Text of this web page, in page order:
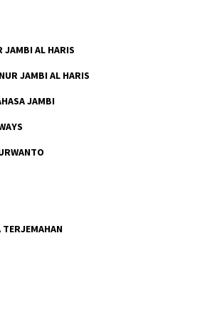
JAMBI AL HARIS
JAMBI AL HARIS
JAMBI
TERJEMAHAN